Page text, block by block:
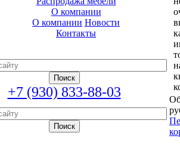
О компании
О компании Новости
Контакты
+7 (930) 833-88-03